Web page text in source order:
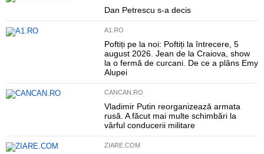
Dan Petrescu s-a decis
A1.RO
Poftiți pe la noi: Poftiți la întrecere, 5
august 2026. Jean de la Craiova, show
la o fermă de curcani. De ce a plâns Emy
Alupei
CANCAN.RO
Vladimir Putin reorganizează armata
rusă. A făcut mai multe schimbări la
vârful conducerii militare
ZIARE.COM